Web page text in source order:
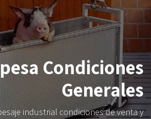
Condiciones
Generales
industrial condiciones de venta y